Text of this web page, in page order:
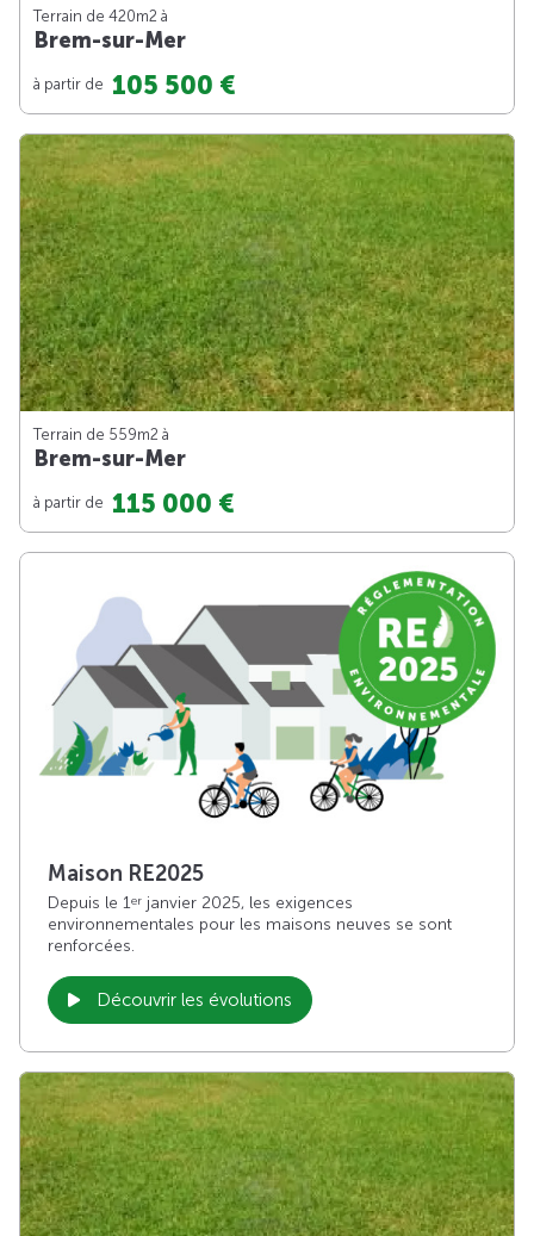
Terrain de 420m2 à
Brem-sur-Mer
à partir de 105 500 €
Terrain de 559m2 à
Brem-sur-Mer
à partir de 115 000 €
Maison RE2025
Depuis le 1er janvier 2025, les exigences
environnementales pour les maisons neuves se sont
renforcées.
Découvrir les évolutions